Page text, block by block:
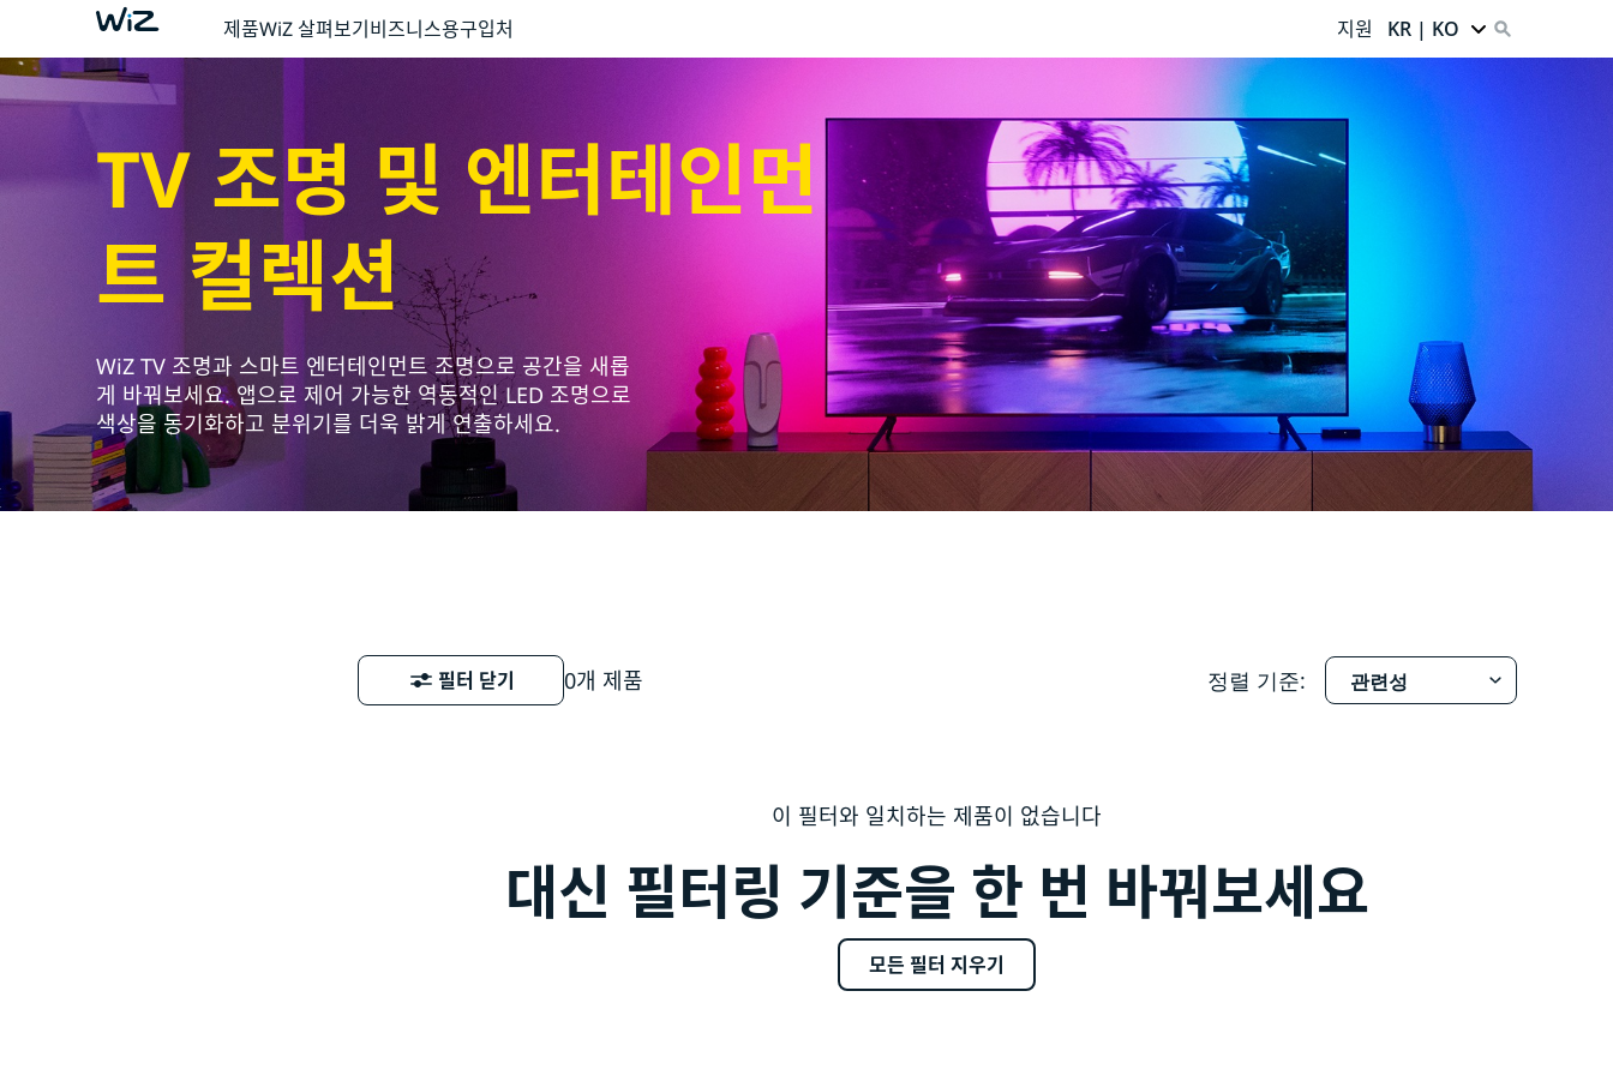
제품WiZ 살펴보기비즈니스용구입처 지원 KR | KO
TV 조명 및 엔터테인먼
트 컬렉션
WiZ TV 조명과 스마트 엔터테인먼트 조명으로 공간을 새롭
게 바꿔보세요. 앱으로 제어 가능한 역동적인 LED 조명으로
색상을 동기화하고 분위기를 더욱 밝게 연출하세요.
필터 닫기 0개 제품 정렬 기준:
이 필터와 일치하는 제품이 없습니다
대신 필터링 기준을 한 번 바꿔보세요
모든 필터 지우기